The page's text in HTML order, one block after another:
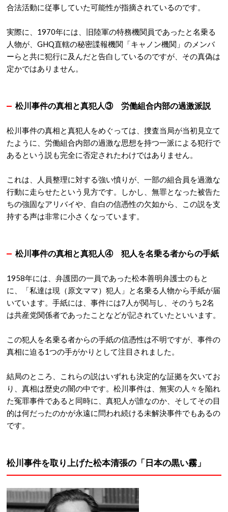
合法活動に従事していた可能性が指摘されているのです。
実際に、1970年には、旧陸軍の特務機関員であったと名乗る
人物が、GHQ直轄の秘密諜報機関「キャノン機関」のメンバ
ーらと共に犯行に及んだと告白しているのですが、その真偽は
定かではありません。
松川事件の真相と真犯人③ 労働組合内部の過激派説
松川事件の真相と真犯人をめぐっては、捜査当局が当初見立て
たように、労働組合内部の過激な思想を持つ一派による犯行で
あるという説も完全に否定されたわけではありません。
これは、人員整理に対する強い憤りが、一部の組合員を過激な
行動に走らせたという見方です。しかし、無罪となった被告た
ちの強固なアリバイや、自白の信憑性の欠如から、この説を支
持する声は非常に小さくなっています。
松川事件の真相と真犯人④ 犯人を名乗る者からの手紙
1958年には、弁護団の一員であった松本善明弁護士のもと
に、「私達は現（原文ママ）犯人」と名乗る人物から手紙が届
いています。 手紙には、事件には7人が関与し、そのうち2名
は共産党関係者であったことなどが記されていたといいます。
この犯人を名乗る者からの手紙の信憑性は不明ですが、事件の
真相に迫る1つの手がかりとして注目されました。
結局のところ、これらの説はいずれも決定的な証拠を欠いてお
り、真相は歴史の闇の中です。松川事件は、無実の人々を陥れ
た冤罪事件であると同時に、真犯人が誰なのか、そしてその目
的は何だったのかが永遠に問われ続ける未解決事件でもあるの
です。
松川事件を取り上げた松本清張の「日本の黒い霧 」